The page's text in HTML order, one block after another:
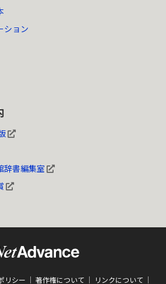
ション
辞書編集室
リシー 著作権について リンクについて